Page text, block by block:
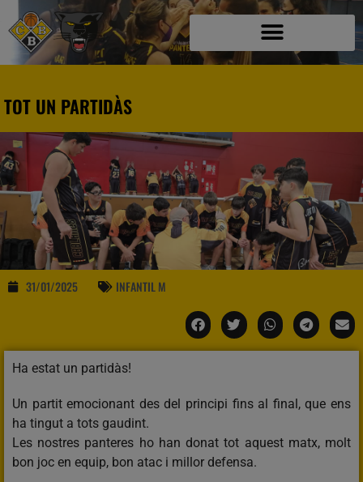
TOT UN PARTIDÀS
31/01/2025 INFANTIL M
Ha estat un partidàs!
Un partit emocionant des del principi fins al final, que ens
ha tingut a tots gaudint.
Les nostres panteres ho han donat tot aquest matx, molt
bon joc en equip, bon atac i millor defensa.